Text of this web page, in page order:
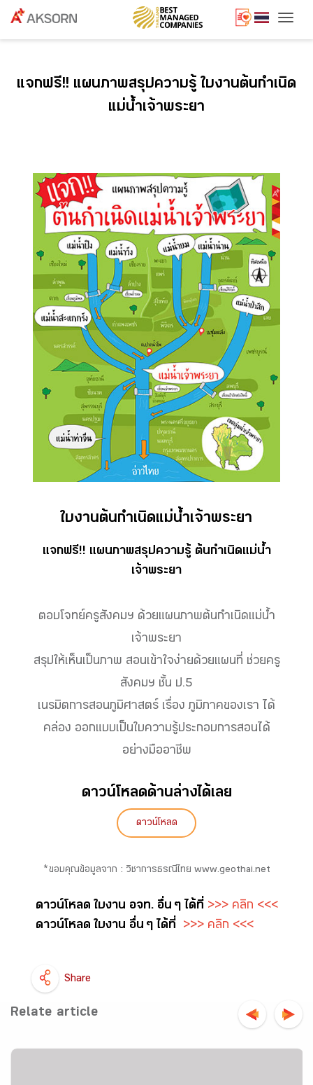
แจกฟรี!! แผนภาพสรุปความรู้ ใบงานต้นกำเนิด
แม่น้ำเจ้าพระยา
ใบงานต้นกำเนิดแม่น้ำเจ้าพระยา
แจกฟรี!! แผนภาพสรุปความรู้ ต้นกำเนิดแม่น้ำ
เจ้าพระยา
ตอบโจทย์ครูสังคมฯ ด้วยแผนภาพต้นกำเนิดแม่น้ำ
เจ้าพระยา
สรุปให้เห็นเป็นภาพ สอนเข้าใจง่ายด้วยแผนที่ ช่วยครู
สังคมฯ ชั้น ป.5
เนรมิตการสอนภูมิศาสตร์ เรื่อง ภูมิภาคของเรา ได้
คล่อง ออกแบบเป็นใบความรู้ประกอบการสอนได้
อย่างมืออาชีพ
ดาวน์โหลดด้านล่างได้เลย
ดาวน์โหลด
*ขอบคุณข้อมูลจาก : วิชาการธรณีไทย www.geothai.net
ดาวน์โหลด ใบงาน อจท. อื่น ๆ ได้ที่ >>> คลิก <<<
ดาวน์โหลด ใบงาน อื่น ๆ ได้ที่ >>> คลิก <<<
Share
Relate article